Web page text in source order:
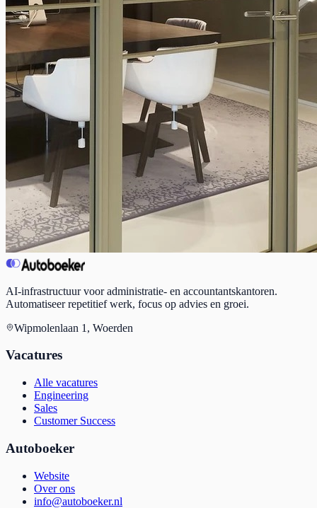
AI-infrastructuur voor administratie- en accountantskantoren.
Automatiseer repetitief werk, focus op advies en groei.
Wipmolenlaan 1, Woerden
Vacatures
Alle vacatures
Engineering
Sales
Customer Success
Autoboeker
Website
Over ons
info@autoboeker.nl